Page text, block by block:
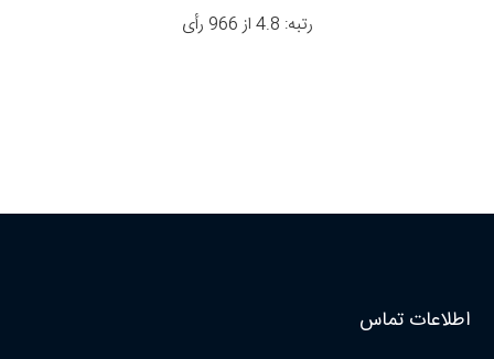
رتبه: 4.8 از 966 رأی
اطلاعات تماس